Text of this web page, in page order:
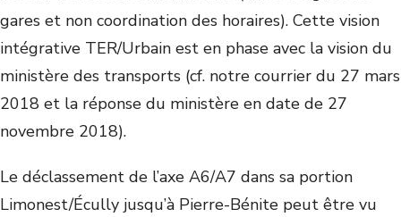
gares et non coordination des horaires). Cette vision
intégrative TER/Urbain est en phase avec la vision du
ministère des transports (cf. notre courrier du 27 mars
2018 et la réponse du ministère en date de 27
novembre 2018).
Le déclassement de l’axe A6/A7 dans sa portion
Limonest/Écully jusqu’à Pierre-Bénite peut être vu